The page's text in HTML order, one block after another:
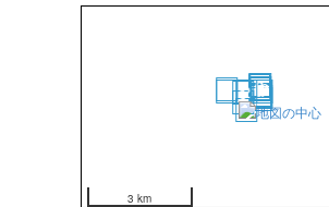
12
3
4
5
6
7
8
9
10
11
12
13 14
15
16 17
18
19
20
3 km